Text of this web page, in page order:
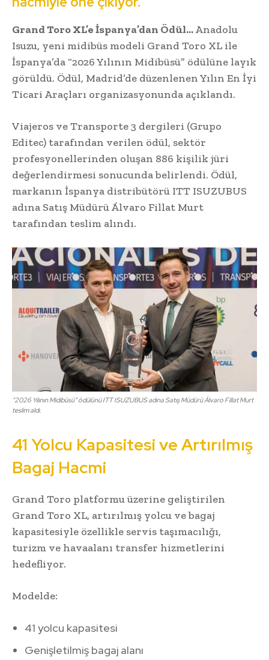
Grand Toro XL’e İspanya’dan Ödül…Anadolu
Isuzu, yeni midibüs modeli Grand Toro XL ile
İspanya’da “2026 Yılının Midibüsü” ödülüne layık
görüldü. Ödül, Madrid’de düzenlenen Yılın En İyi
Ticari Araçları organizasyonunda açıklandı.
Viajeros ve Transporte 3 dergileri (Grupo
Editec) tarafından verilen ödül, sektör
profesyonellerinden oluşan 886 kişilik jüri
değerlendirmesi sonucunda belirlendi. Ödül,
markanın İspanya distribütörü ITT ISUZUBUS
adına Satış Müdürü Álvaro Fillat Murt
tarafından teslim alındı.
“2026 Yılının Midibüsü” ödülünü ITT ISUZUBUS adına Satış Müdürü Álvaro Fillat Murt
teslim aldı.
41 Yolcu Kapasitesi ve Artırılmış
Bagaj Hacmi
Grand Toro platformu üzerine geliştirilen
Grand Toro XL, artırılmış yolcu ve bagaj
kapasitesiyle özellikle servis taşımacılığı,
turizm ve havaalanı transfer hizmetlerini
hedefliyor.
Modelde:
41 yolcu kapasitesi
Genişletilmiş bagaj alanı